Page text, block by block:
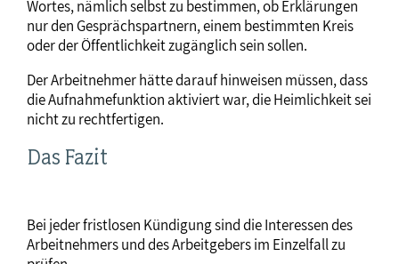
Wortes, nämlich selbst zu bestimmen, ob Erklärungen
nur den Gesprächspartnern, einem bestimmten Kreis
oder der Öffentlichkeit zugänglich sein sollen.
Der Arbeitnehmer hätte darauf hinweisen müssen, dass
die Aufnahmefunktion aktiviert war, die Heimlichkeit sei
nicht zu rechtfertigen.
Das Fazit
Bei jeder fristlosen Kündigung sind die Interessen des
Arbeitnehmers und des Arbeitgebers im Einzelfall zu